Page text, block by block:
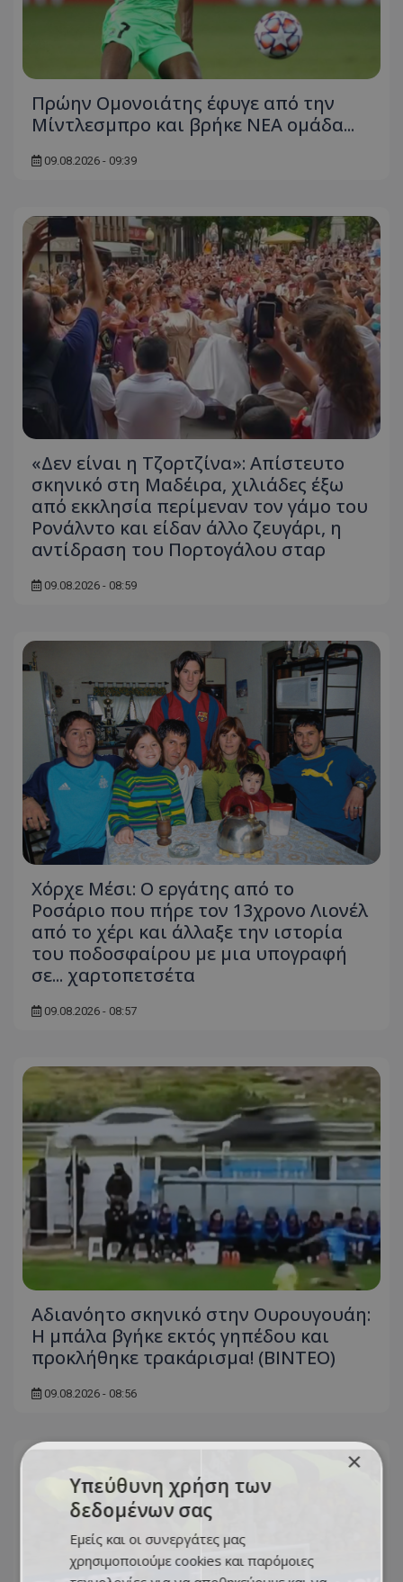
Πρώην Ομονοιάτης έφυγε από την
Μίντλεσμπρο και βρήκε ΝΕΑ ομάδα...
09.08.2026 - 09:39
«Δεν είναι η Τζορτζίνα»: Απίστευτο
σκηνικό στη Μαδέιρα, χιλιάδες έξω
από εκκλησία περίμεναν τον γάμο του
Ρονάλντο και είδαν άλλο ζευγάρι, η
αντίδραση του Πορτογάλου σταρ
09.08.2026 - 08:59
Χόρχε Μέσι: Ο εργάτης από το
Ροσάριο που πήρε τον 13χρονο Λιονέλ
από το χέρι και άλλαξε την ιστορία
του ποδοσφαίρου με μια υπογραφή
σε... χαρτοπετσέτα
09.08.2026 - 08:57
Αδιανόητο σκηνικό στην Ουρουγουάη:
Η μπάλα βγήκε εκτός γηπέδου και
προκλήθηκε τρακάρισμα! (BINTEO)
09.08.2026 - 08:56
×
Υπεύθυνη χρήση των
δεδομένων σας
Εμείς και οι συνεργάτες μας
χρησιμοποιούμε cookies και παρόμοιες